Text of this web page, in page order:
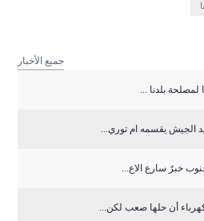
جميع الأخبار
بلدنا ...
الجيش يقسمه ام توري...
خبرٌ سارع الاع...
أن حلها صعب لكن...